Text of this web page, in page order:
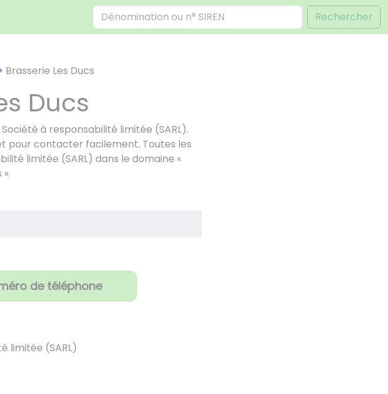
Rechercher
Brasserie Les Ducs
Ducs
à responsabilité limitée (SARL).
pour contacter facilement. Toutes les
limitée (SARL) dans le domaine «
de téléphone
limitée (SARL)